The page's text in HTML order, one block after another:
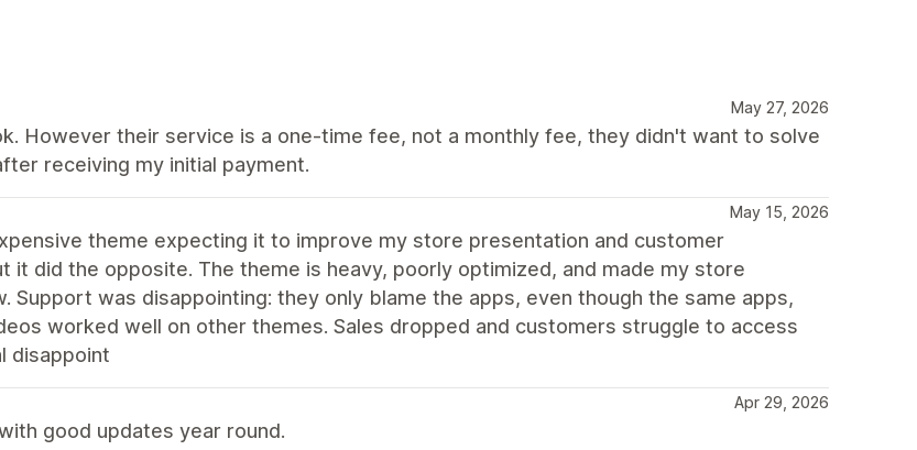
May 27, 2026
However their service is a one-time fee, not a monthly fee, they didn't want to solve
receiving my initial payment.
May 15, 2026
theme expecting it to improve my store presentation and customer
it did the opposite. The theme is heavy, poorly optimized, and made my store
Support was disappointing: they only blame the apps, even though the same apps,
worked well on other themes. Sales dropped and customers struggle to access
disappoint
Apr 29, 2026
good updates year round.